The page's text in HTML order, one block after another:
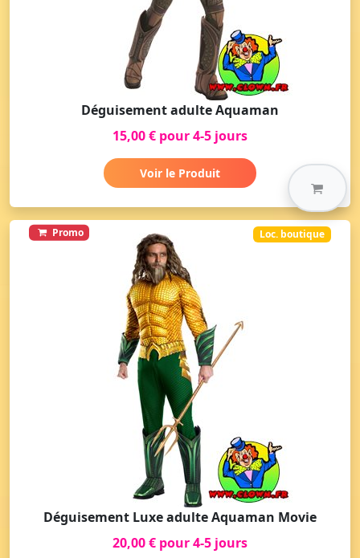
Déguisement adulte Aquaman
15,00 € pour 4-5 jours
Voir le Produit
Promo Loc. boutique
Déguisement Luxe adulte Aquaman Movie
20,00 € pour 4-5 jours